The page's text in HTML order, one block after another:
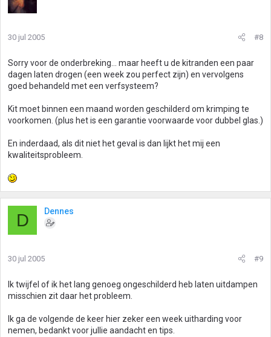
30 jul 2005 #8
Sorry voor de onderbreking... maar heeft u de kitranden een paar
dagen laten drogen (een week zou perfect zijn) en vervolgens
goed behandeld met een verfsysteem?
Kit moet binnen een maand worden geschilderd om krimping te
voorkomen. (plus het is een garantie voorwaarde voor dubbel glas.)
En inderdaad, als dit niet het geval is dan lijkt het mij een
kwaliteitsprobleem.
D Dennes
30 jul 2005 #9
Ik twijfel of ik het lang genoeg ongeschilderd heb laten uitdampen
misschien zit daar het probleem.
Ik ga de volgende de keer hier zeker een week uitharding voor
nemen, bedankt voor jullie aandacht en tips.